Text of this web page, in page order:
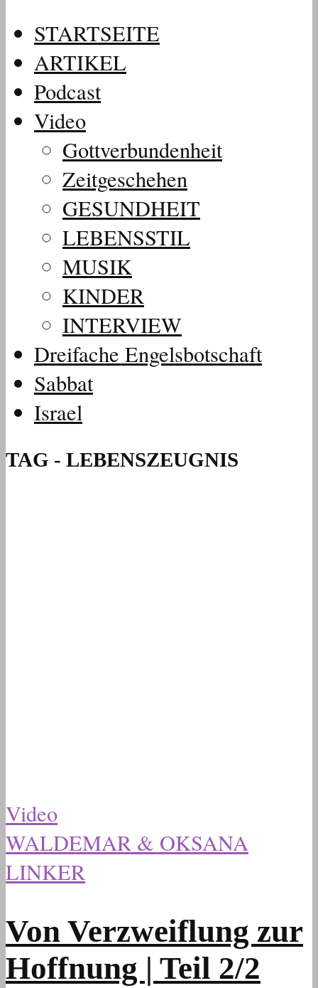
STARTSEITE
ARTIKEL
Podcast
Video
Gottverbundenheit
Zeitgeschehen
GESUNDHEIT
LEBENSSTIL
MUSIK
KINDER
INTERVIEW
Dreifache Engelsbotschaft
Sabbat
Israel
TAG - LEBENSZEUGNIS
Video
WALDEMAR & OKSANA
LINKER
Von Verzweiflung zur
Hoffnung | Teil 2/2